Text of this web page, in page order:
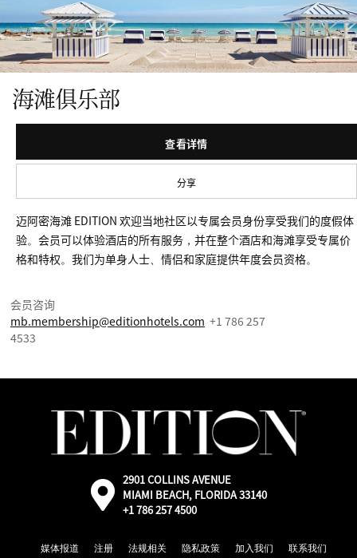
海滩俱乐部
查看详情
分享
迈阿密海滩 EDITION 欢迎当地社区以专属会员身份享受我们的度假体
验。会员可以体验酒店的所有服务，并在整个酒店和海滩享受专属价
格和特权。我们为单身人士、情侣和家庭提供年度会员资格。
会员咨询
mb.membership@editionhotels.com +1 786 257
4533
外
部：
通
Google
2901 COLLINS AVENUE
MIAMI BEACH, FLORIDA 33140
+1 786 257 4500
媒体报道 注册 法规相关 隐私政策 加入我们 联系我们